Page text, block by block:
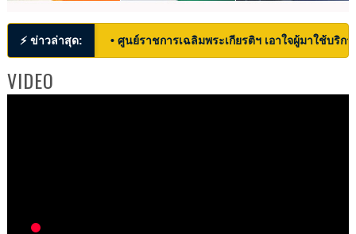
⚡ ข่าวล่าสุด: • ศูนย์ราชการเฉลิมพระเกียรติฯ เอาใจผู้มาใช้บริก
VIDEO